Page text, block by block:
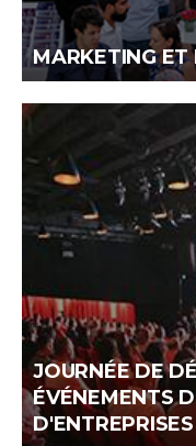
MARKETING ET
JOURNÉE DE
ÉVÉNEMENTS
D'ENTREPRISES